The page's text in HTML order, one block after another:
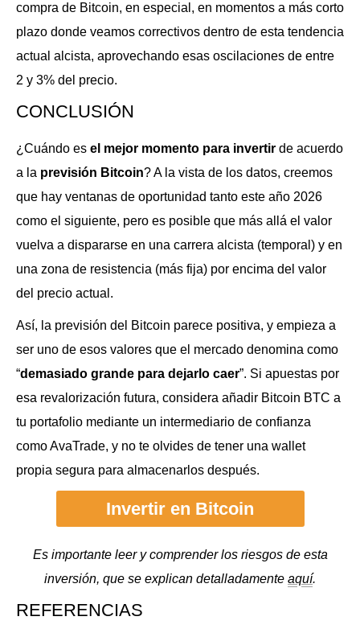
compra de Bitcoin, en especial, en momentos a más corto
plazo donde veamos correctivos dentro de esta tendencia
actual alcista, aprovechando esas oscilaciones de entre
2 y 3% del precio.
CONCLUSIÓN
¿Cuándo es el mejor momento para invertir de acuerdo
a la previsión Bitcoin? A la vista de los datos, creemos
que hay ventanas de oportunidad tanto este año 2026
como el siguiente, pero es posible que más allá el valor
vuelva a dispararse en una carrera alcista (temporal) y en
una zona de resistencia (más fija) por encima del valor
del precio actual.
Así, la previsión del Bitcoin parece positiva, y empieza a
ser uno de esos valores que el mercado denomina como
“demasiado grande para dejarlo caer”. Si apuestas por
esa revalorización futura, considera añadir Bitcoin BTC a
tu portafolio mediante un intermediario de confianza
como AvaTrade, y no te olvides de tener una wallet
propia segura para almacenarlos después.
Invertir en Bitcoin
Es importante leer y comprender los riesgos de esta
inversión, que se explican detalladamente aquí.
REFERENCIAS